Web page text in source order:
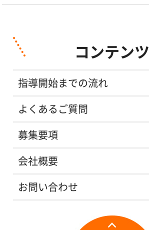
コンテンツ
指導開始までの流れ
よくあるご質問
募集要項
会社概要
お問い合わせ